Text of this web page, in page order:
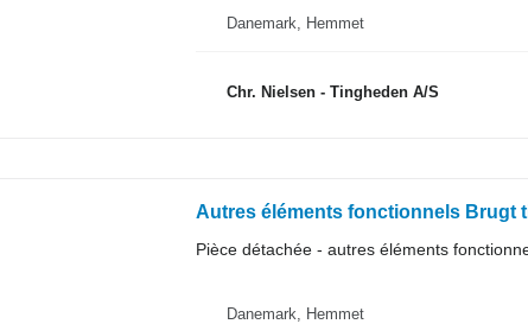
Danemark, Hemmet
Chr. Nielsen - Tingheden A/S
Autres éléments fonctionnels Brugt
Pièce détachée - autres éléments
Danemark, Hemmet